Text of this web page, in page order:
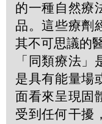
的一種自然療
品。這些療劑
其不可思議的
「同類療法
是具有能量場
面看來呈現固
受到任何干擾